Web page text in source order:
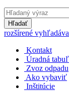
Hľadať
rozšírené
Kontakt
Úradná
Zvoz odpadu
Ako vybaviť
Inštitúcie